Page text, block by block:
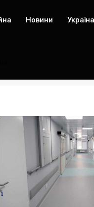
Новини Україна